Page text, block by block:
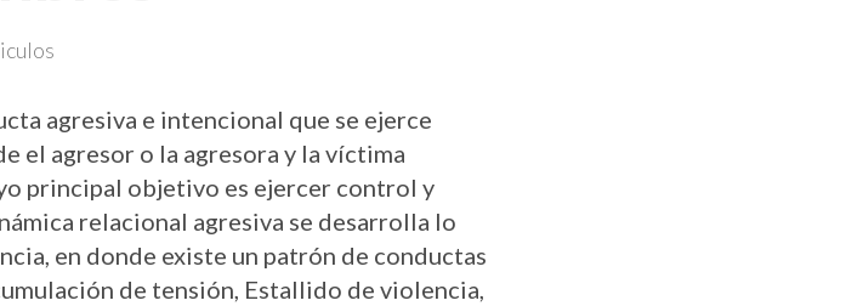
agresiva e intencional que se ejerce
el agresor o la agresora y la víctima
principal objetivo es ejercer control y
relacional agresiva se desarrolla lo
en donde existe un patrón de conductas
de tensión, Estallido de violencia,